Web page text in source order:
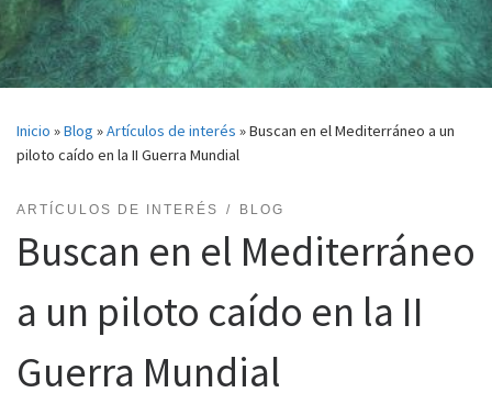
Inicio »Blog »Artículos de interés »Buscan en el Mediterráneo a un
piloto caído en la II Guerra Mundial
ARTÍCULOS DE INTERÉS BLOG
Buscan en el Mediterráneo
a un piloto caído en la II
Guerra Mundial